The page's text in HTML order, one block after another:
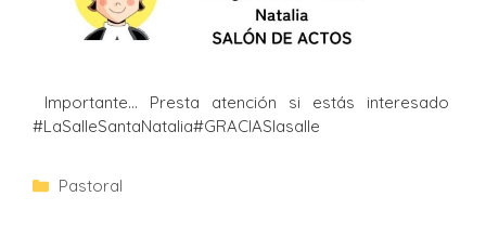
Importante… Presta atención si estás interesado
#LaSalleSantaNatalia#GRACIASlasalle
Pastoral